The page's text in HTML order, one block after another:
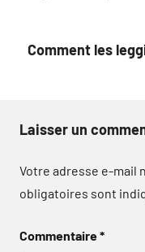
Comment les
Laisser un
Votre adresse e-mail
obligatoires sont
Commentaire*